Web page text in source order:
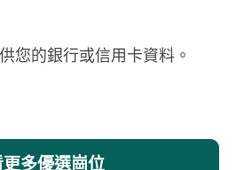
您的銀行或信用卡資料。
多優選崗位